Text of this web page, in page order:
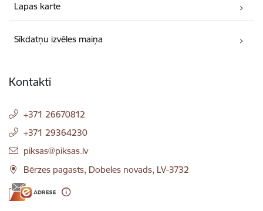
Lapas karte
Sīkdatņu izvēles maiņa
Kontakti
+371 26670812
+371 29364230
E-pasts:
piksas@piksas.lv
Bērzes pagasts, Dobeles novads, LV-3732